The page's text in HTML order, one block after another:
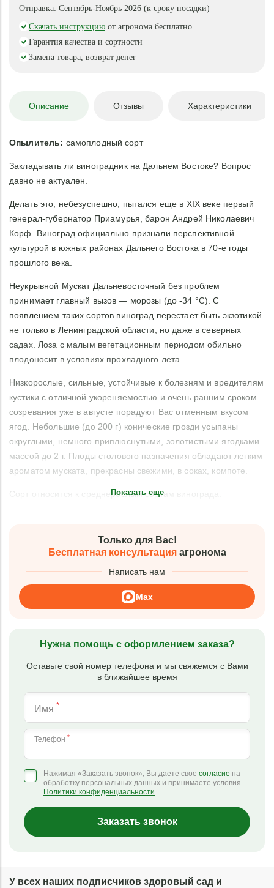
Отправка: Сентябрь-Ноябрь 2026 (к сроку посадки)
Скачать инструкцию от агронома бесплатно
Гарантия качества и сортности
Замена товара, возврат денег
Описание Отзывы Характеристики
Опылитель: самоплодный сорт
Закладывать ли виноградник на Дальнем Востоке? Вопрос
давно не актуален.
Делать это, небезуспешно, пытался еще в XIX веке первый
генерал-губернатор Приамурья, барон Андрей Николаевич
Корф. Виноград официально признали перспективной
культурой в южных районах Дальнего Востока в 70-е годы
прошлого века.
Неукрывной Мускат Дальневосточный без проблем
принимает главный вызов — морозы (до -34 °С). С
появлением таких сортов виноград перестает быть экзотикой
не только в Ленинградской области, но даже в северных
садах. Лоза с малым вегетационным периодом обильно
плодоносит в условиях прохладного лета.
Низкорослые, сильные, устойчивые к болезням и вредителям
кустики с отличной укореняемостью и очень ранним сроком
созревания уже в августе порадуют Вас отменным вкусом
ягод. Небольшие (до 200 г) конические грозди усыпаны
округлыми, немного приплюснутыми, золотистыми ягодками
массой до 2 г. Плоды столового назначения обладают легким
ароматом муската, прекрасны свежими, в соках, компоте.
Сорт относится к среднерослым сортам винограда.
Показать еще
Только для Вас!
Бесплатная консультацияагронома
Написать нам
Max
Нужна помощь с оформлением заказа?
Оставьте свой номер телефона и мы свяжемся с Вами
в ближайшее время
Имя *
Телефон *
Нажимая «Заказать звонок», Вы даете свое согласие на
обработку персональных данных и принимаете условия
Политики конфиденциальности.
Заказать звонок
У всех наших подписчиков здоровый сад и